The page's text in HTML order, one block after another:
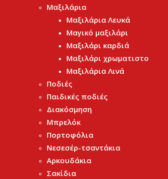
Μαξιλάρια
Μαξιλάρια Λευκά
Μαγικό μαξιλάρι
Μαξιλάρι καρδιά
Μαξιλάρι χρωματιστο
Μαξιλάρια Λινά
Ποδιές
Παιδικές ποδιές
Διακόσμηση
Μπρελόκ
Πορτοφόλια
Νεσεσέρ-τσαντάκια
Αρκουδάκια
Σακίδια